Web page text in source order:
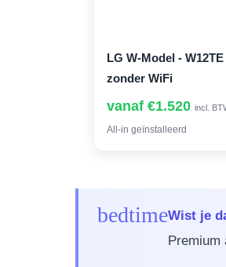
LG W-Model -
zonder WiFi
vanaf €1.520 incl.
All-in geïnstalleerd
bedtimeWist je
Premium